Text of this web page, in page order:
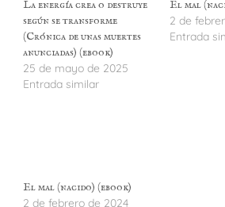
La energía crea o destruye
según se transforme
(Crónica de unas muertes
anunciadas) (ebook)
25 de mayo de 2025
Entrada similar
El mal
2 de
Entrada
El mal (nacido) (ebook)
2 de febrero de 2024